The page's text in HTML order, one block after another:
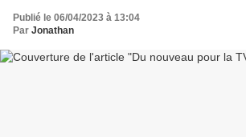
Publié le 06/04/2023 à 13:04
Par Jonathan